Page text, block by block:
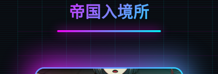
帝国入境所